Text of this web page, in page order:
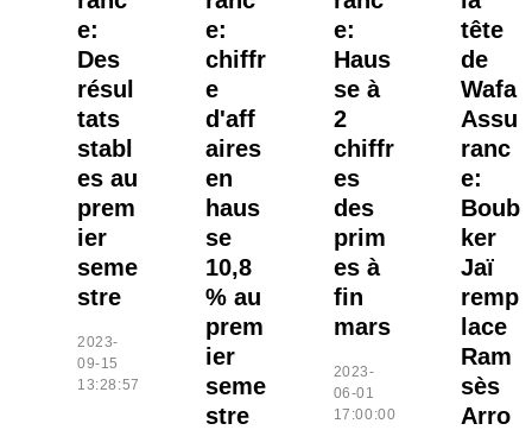
e:
Des
résul
tats
stabl
es au
prem
ier
seme
stre
2023-
09-15
13:28:57
e:
chiffr
e
d'aff
aires
en
haus
se
10,8
% au
prem
ier
seme
stre
e:
Haus
se à
2
chiffr
es
des
prim
es à
fin
mars
2023-
06-01
17:00:00
tête
de
Wafa
Assu
ranc
e:
Boub
ker
Jaï
remp
lace
Ram
sès
Arro